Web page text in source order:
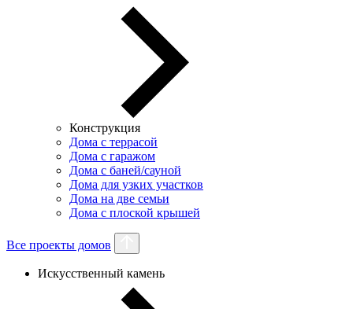
Конструкция
Дома с террасой
Дома с гаражом
Дома с баней/сауной
Дома для узких участков
Дома на две семьи
Дома с плоской крышей
Все проекты домов
Искусственный камень